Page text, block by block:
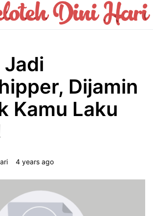
Jadi
Dijamin
Kamu Laku
4 years ago